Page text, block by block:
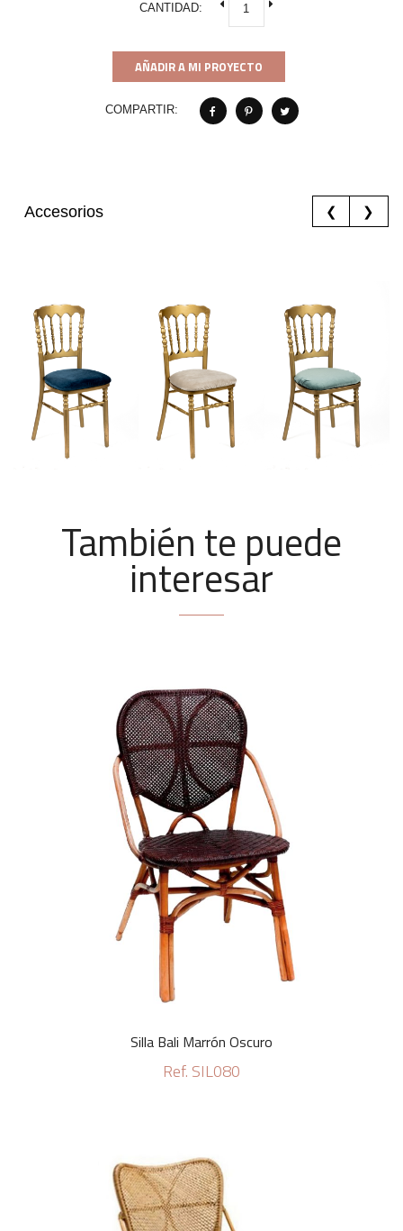
CANTIDAD:
AÑADIR A MI PROYECTO
COMPARTIR:
Accesorios ❮ ❯
También te puede
interesar
Silla Bali Marrón Oscuro
Ref. SIL080